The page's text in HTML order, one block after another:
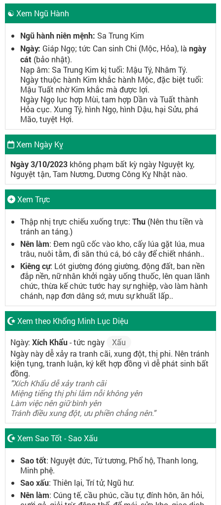
☯ Xem Ngũ Hành
Ngũ hành niên mệnh: Sa Trung Kim
Ngày: Giáp Ngọ; tức Can sinh Chi (Mộc, Hỏa), là ngày
cát (bảo nhật).
Nạp âm: Sa Trung Kim kị tuổi: Mậu Tý, Nhâm Tý.
Ngày thuộc hành Kim khắc hành Mộc, đặc biệt tuổi:
Mậu Tuất nhờ Kim khắc mà được lợi.
Ngày Ngọ lục hợp Mùi, tam hợp Dần và Tuất thành
Hỏa cục. Xung Tý, hình Ngọ, hình Dậu, hại Sửu, phá
Mão, tuyệt Hợi.
Xem Ngày Kỵ
Ngày 3/10/2023 không phạm bất kỳ ngày Nguyệt kỵ,
Nguyệt tận, Tam Nương, Dương Công Kỵ Nhật nào.
Xem Trực
Thập nhị trực chiếu xuống trực: Thu (Nên thu tiền và
tránh an táng.)
Nên làm: Đem ngũ cốc vào kho, cấy lúa gặt lúa, mua
trâu, nuôi tằm, đi săn thú cá, bó cây để chiết nhánh..
Kiêng cự: Lót giường đóng giường, động đất, ban nền
đắp nền, nữ nhân khởi ngày uống thuốc, lên quan lãnh
chức, thừa kế chức tước hay sự nghiệp, vào làm hành
chánh, nạp đơn dâng sớ, mưu sự khuất lấp..
Xem theo Khổng Minh Lục Diệu
Ngày: Xích Khẩu- tức ngày
Xấu
Ngày này dễ xảy ra tranh cãi, xung đột, thị phi. Nên tránh
kiện tụng, tranh luận, ký kết hợp đồng vì dễ phát sinh bất
đồng.
"Xích Khẩu dễ xảy tranh cãi
Miệng tiếng thị phi lắm nỗi không yên
Làm việc nên giữ bình yên
Tránh điều xung đột, ưu phiền chẳng nên."
Xem Sao Tốt - Sao Xấu
Sao tốt: Nguyệt đức, Tứ tương, Phổ hộ, Thanh long,
Minh phệ.
Sao xấu: Thiên lại, Trí tử, Ngũ hư.
Nên làm: Cúng tế, cầu phúc, cầu tự, đính hôn, ăn hỏi,